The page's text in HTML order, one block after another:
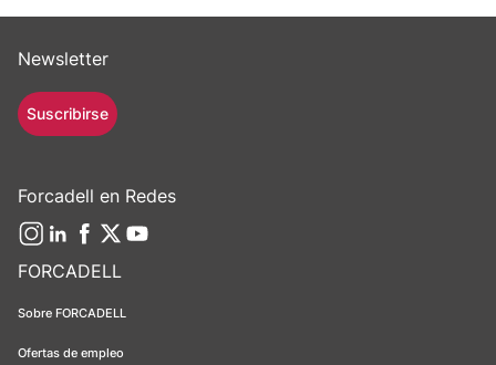
FORCADELL
Sobre FORCADELL
Ofertas de empleo
Newsletter
Suscribirse
Forcadell en Redes